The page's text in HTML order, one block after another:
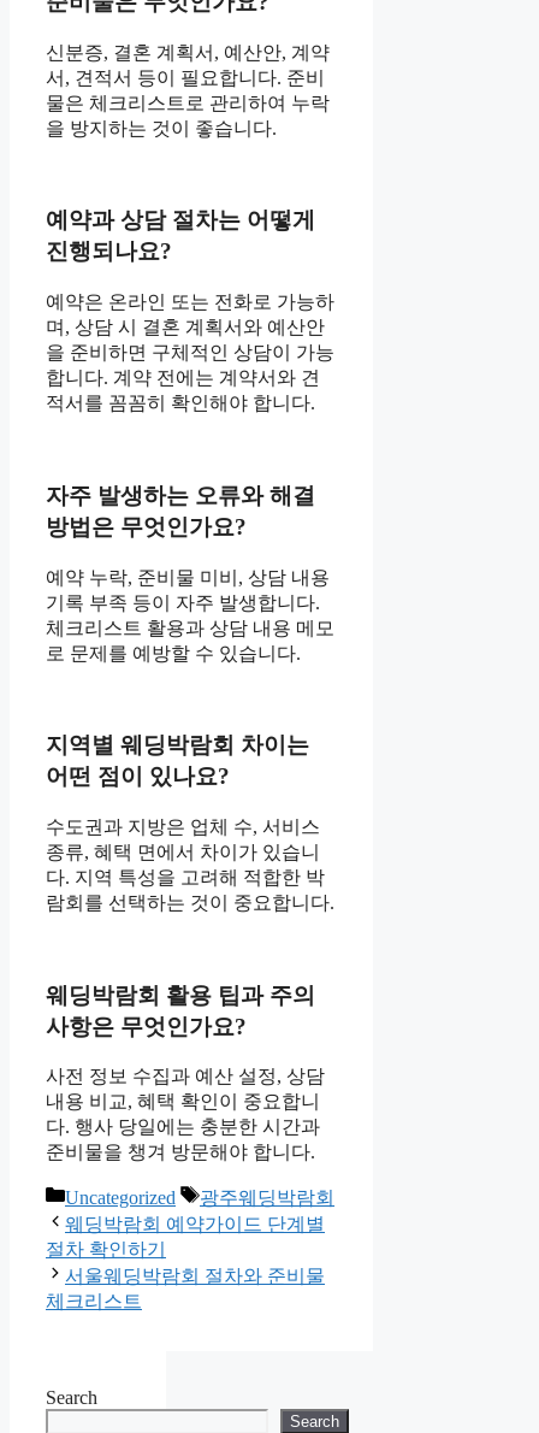
신분증, 결혼 계획서, 예산안, 계약
서, 견적서 등이 필요합니다. 준비
물은 체크리스트로 관리하여 누락
을 방지하는 것이 좋습니다.
예약과 상담 절차는 어떻게
진행되나요?
예약은 온라인 또는 전화로 가능하
며, 상담 시 결혼 계획서와 예산안
을 준비하면 구체적인 상담이 가능
합니다. 계약 전에는 계약서와 견
적서를 꼼꼼히 확인해야 합니다.
자주 발생하는 오류와 해결
방법은 무엇인가요?
예약 누락, 준비물 미비, 상담 내용
기록 부족 등이 자주 발생합니다.
체크리스트 활용과 상담 내용 메모
로 문제를 예방할 수 있습니다.
지역별 웨딩박람회 차이는
어떤 점이 있나요?
수도권과 지방은 업체 수, 서비스
종류, 혜택 면에서 차이가 있습니
다. 지역 특성을 고려해 적합한 박
람회를 선택하는 것이 중요합니다.
웨딩박람회 활용 팁과 주의
사항은 무엇인가요?
사전 정보 수집과 예산 설정, 상담
내용 비교, 혜택 확인이 중요합니
다. 행사 당일에는 충분한 시간과
준비물을 챙겨 방문해야 합니다.
Categories
Uncategorized Tags
광주웨딩박람회
웨딩박람회 예약가이드 단계별
절차 확인하기
서울웨딩박람회 절차와 준비물
체크리스트
Search
Search